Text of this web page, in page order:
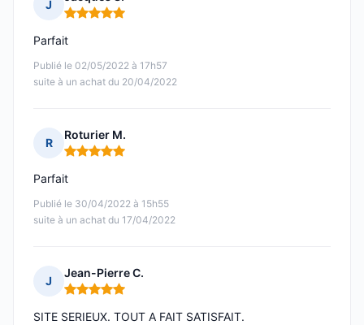
J
Note : 5 sur 5
Publié le 02/05/2022 à 17h57
suite à un achat du 20/04/2022
Parfait
R
Roturier M.
Note : 5 sur 5
Publié le 30/04/2022 à 15h55
suite à un achat du 17/04/2022
Parfait
J
Jean-Pierre C.
Note : 5 sur 5
SITE SERIEUX. TOUT A FAIT SATISFAIT.